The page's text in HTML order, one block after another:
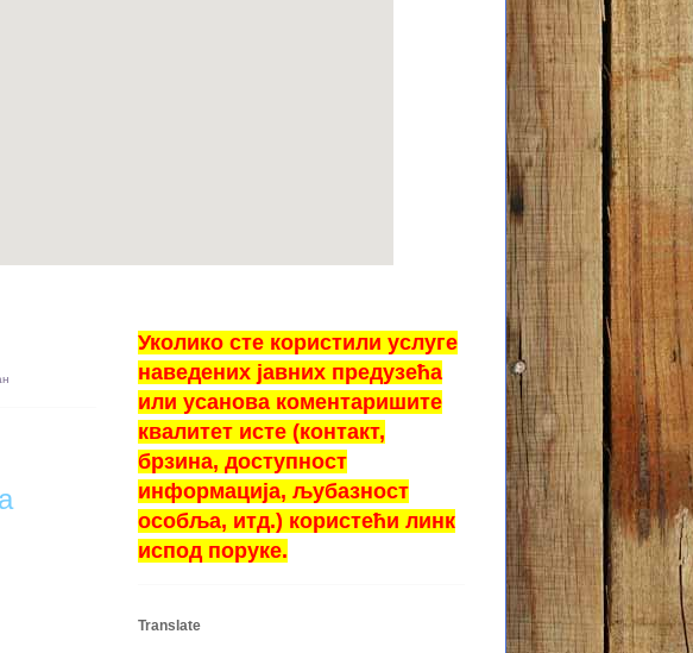
Уколико сте користили услуге
наведених јавних предузећа
или усанова коментаришите
квалитет исте (контакт,
брзина, доступност
информација, љубазност
особља, итд.) користећи линк
испод поруке.
Translate